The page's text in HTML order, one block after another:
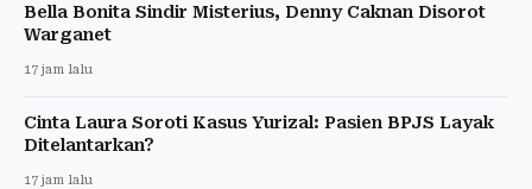
Bella Bonita Sindir Misterius, Denny Caknan Disorot
Warganet
17 jam lalu
Cinta Laura Soroti Kasus Yurizal: Pasien BPJS Layak
Ditelantarkan?
17 jam lalu